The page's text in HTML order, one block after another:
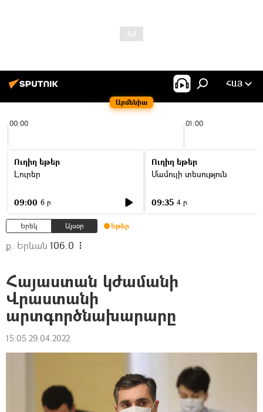
Արմենիա
ՀԱՅ
00:00 01:00
Ուղիղ եթեր
Լուրեր
09:00 6 ր
Ուղիղ եթեր
Մամուլի տեսություն
09:35 4 ր
Երեկ Այսօր Եթեր
ք. Երևան 106.0
Հայաստան կժամանի
Վրաստանի
արտգործնախարարը
15:05 29.04.2022